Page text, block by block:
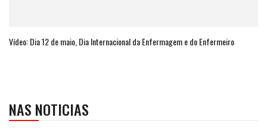
Vídeo: Dia 12 de maio, Dia Internacional da Enfermagem e do Enfermeiro
NAS NOTICIAS